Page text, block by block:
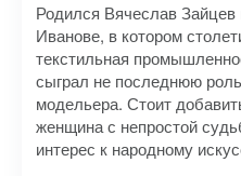
Родился Вячеслав Зайцев
Иванове, в котором
текстильная
сыграл не последнюю
модельера. Стоит
женщина с непростой
интерес к народному